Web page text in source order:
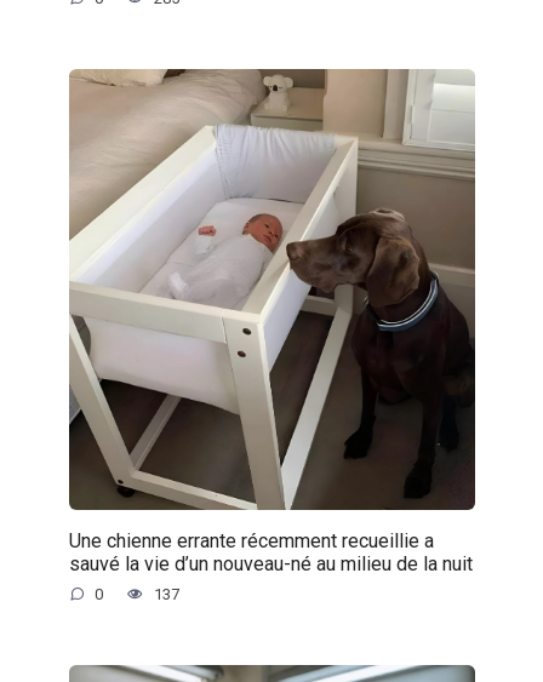
Une chienne errante récemment recueillie a
sauvé la vie d’un nouveau-né au milieu de la nuit
0 137